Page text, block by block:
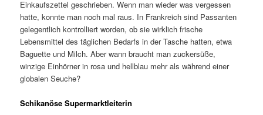
Einkaufszettel geschrieben. Wenn man wieder was vergessen
hatte, konnte man noch mal raus. In Frankreich sind Passanten
gelegentlich kontrolliert worden, ob sie wirklich frische
Lebensmittel des täglichen Bedarfs in der Tasche hatten, etwa
Baguette und Milch. Aber wann braucht man zuckersüße,
winzige Einhörner in rosa und hellblau mehr als während einer
globalen Seuche?
Schikanöse Supermarktleiterin